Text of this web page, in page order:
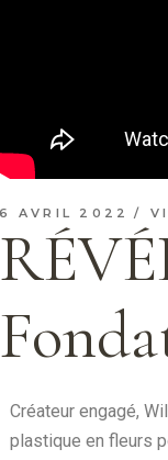
6 AVRIL 2022
Créateur engagé,
plastique en fleurs